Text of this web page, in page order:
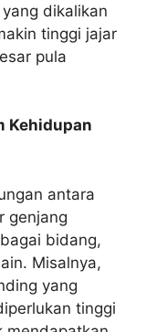
dikalikan
tinggi jajar
pula
Kehidupan
antara
genjang
bidang,
Misalnya,
yang
tinggi